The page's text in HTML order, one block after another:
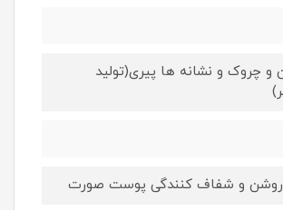
چروک و نشانه ها پیری(تولید
و شفاف کنندگی پوست صورت